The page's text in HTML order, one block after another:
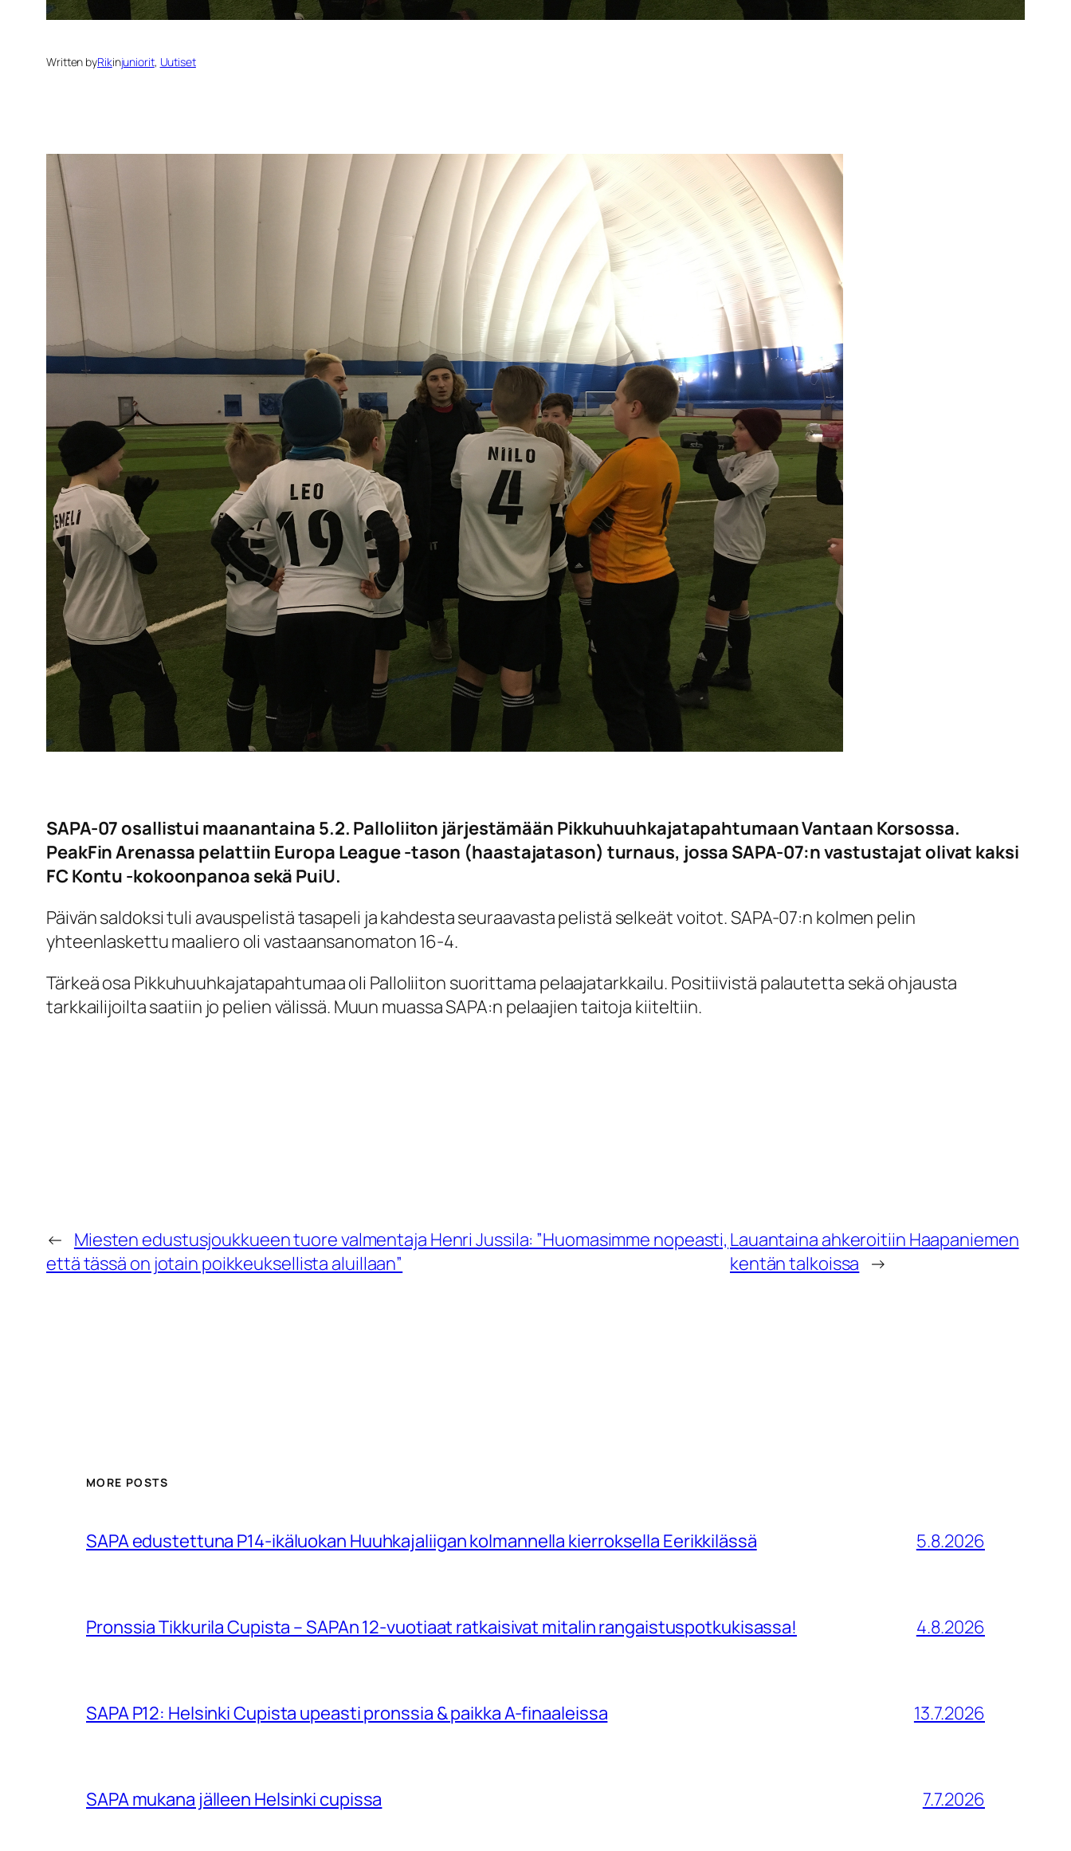
Written byRikinjuniorit, Uutiset
SAPA-07 osallistui maanantaina 5.2. Palloliiton järjestämään Pikkuhuuhkajatapahtumaan Vantaan Korsossa.
PeakFin Arenassa pelattiin Europa League -tason (haastajatason) turnaus, jossa SAPA-07:n vastustajat olivat kaksi
FC Kontu -kokoonpanoa sekä PuiU.
Päivän saldoksi tuli avauspelistä tasapeli ja kahdesta seuraavasta pelistä selkeät voitot. SAPA-07:n kolmen pelin
yhteenlaskettu maaliero oli vastaansanomaton 16-4.
Tärkeä osa Pikkuhuuhkajatapahtumaa oli Palloliiton suorittama pelaajatarkkailu. Positiivistä palautetta sekä ohjausta
tarkkailijoilta saatiin jo pelien välissä. Muun muassa SAPA:n pelaajien taitoja kiiteltiin.
← Miesten edustusjoukkueen tuore valmentaja Henri Jussila: ”Huomasimme nopeasti,
että tässä on jotain poikkeuksellista aluillaan”
Lauantaina ahkeroitiin Haapaniemen
kentän talkoissa →
MORE POSTS
SAPA edustettuna P14-ikäluokan Huuhkajaliigan kolmannella kierroksella Eerikkilässä 5.8.2026
Pronssia Tikkurila Cupista – SAPAn 12-vuotiaat ratkaisivat mitalin rangaistuspotkukisassa! 4.8.2026
SAPA P12: Helsinki Cupista upeasti pronssia & paikka A-finaaleissa 13.7.2026
SAPA mukana jälleen Helsinki cupissa 7.7.2026